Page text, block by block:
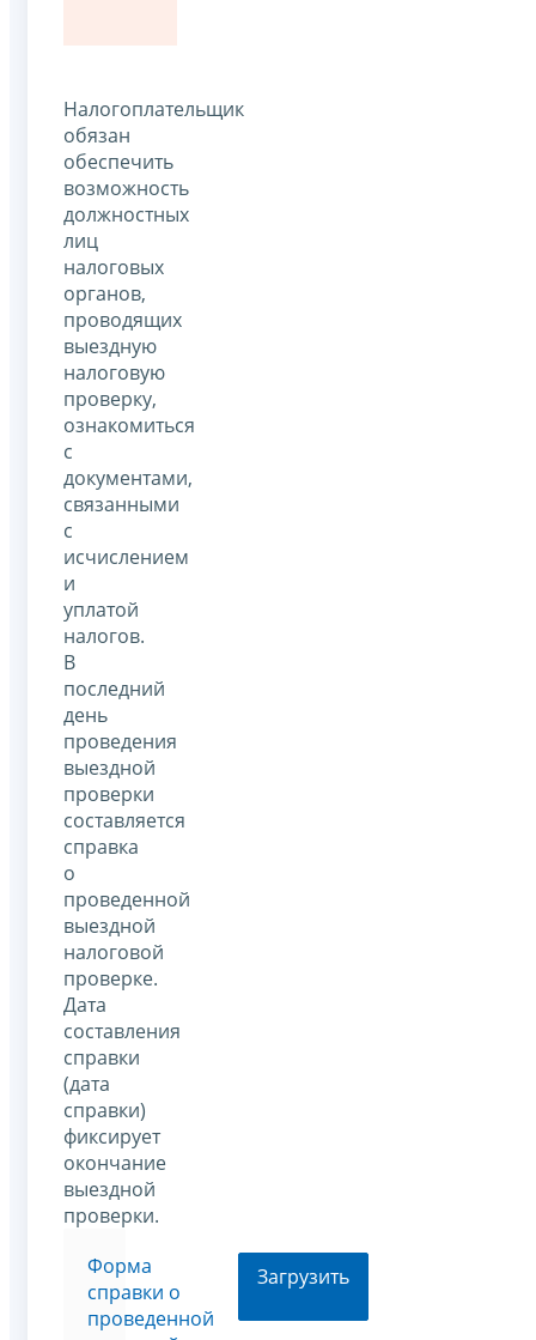
Налогоплательщик
обязан
обеспечить
возможность
должностных
лиц
налоговых
органов,
проводящих
выездную
налоговую
проверку,
ознакомиться
с
документами,
связанными
с
исчислением
и
уплатой
налогов.
В
последний
день
проведения
выездной
проверки
составляется
справка
о
проведенной
выездной
налоговой
проверке.
Дата
составления
справки
(дата
справки)
фиксирует
окончание
выездной
проверки.
Форма
справки о
проведенной
Загрузить